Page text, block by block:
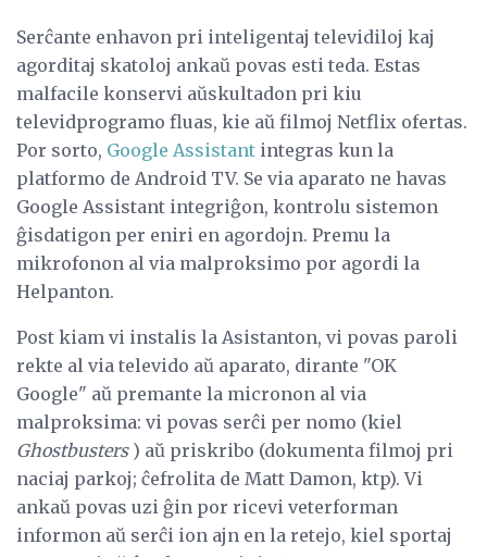
Serĉante enhavon pri inteligentaj televidiloj kaj
agorditaj skatoloj ankaŭ povas esti teda. Estas
malfacile konservi aŭskultadon pri kiu
televidprogramo fluas, kie aŭ filmoj Netflix ofertas.
Por sorto, Google Assistant integras kun la
platformo de Android TV. Se via aparato ne havas
Google Assistant integriĝon, kontrolu sistemon
ĝisdatigon per eniri en agordojn. Premu la
mikrofonon al via malproksimo por agordi la
Helpanton.
Post kiam vi instalis la Asistanton, vi povas paroli
rekte al via televido aŭ aparato, dirante "OK
Google" aŭ premante la micronon al via
malproksima: vi povas serĉi per nomo (kiel
Ghostbusters) aŭ priskribo (dokumenta filmoj pri
naciaj parkoj; ĉefrolita de Matt Damon, ktp). Vi
ankaŭ povas uzi ĝin por ricevi veterforman
informon aŭ serĉi ion ajn en la retejo, kiel sportaj